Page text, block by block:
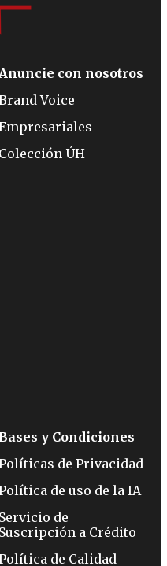
Anuncie con nosotros
Voice
Colección ÚH
y Condiciones
de Privacidad
de uso de la IA
Servicio de
Suscripción a Crédito
de Calidad